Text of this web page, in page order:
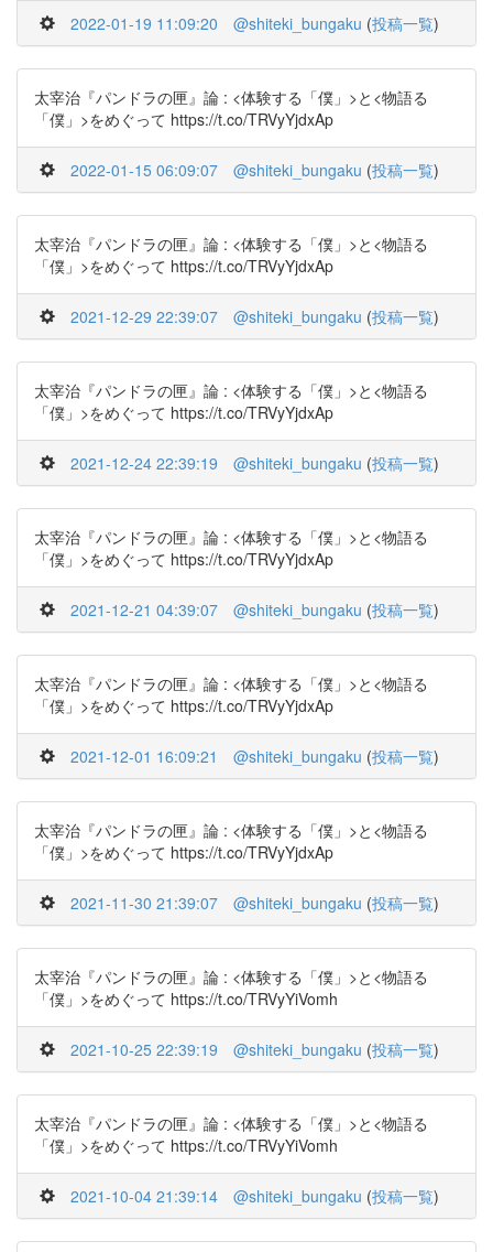
2022-01-19 11:09:20 @shiteki_bungaku (投稿一覧)
太宰治『パンドラの匣』論 : <体験する「僕」>と<物語る
「僕」>をめぐって https://t.co/TRVyYjdxAp
2022-01-15 06:09:07 @shiteki_bungaku (投稿一覧)
太宰治『パンドラの匣』論 : <体験する「僕」>と<物語る
「僕」>をめぐって https://t.co/TRVyYjdxAp
2021-12-29 22:39:07 @shiteki_bungaku (投稿一覧)
太宰治『パンドラの匣』論 : <体験する「僕」>と<物語る
「僕」>をめぐって https://t.co/TRVyYjdxAp
2021-12-24 22:39:19 @shiteki_bungaku (投稿一覧)
太宰治『パンドラの匣』論 : <体験する「僕」>と<物語る
「僕」>をめぐって https://t.co/TRVyYjdxAp
2021-12-21 04:39:07 @shiteki_bungaku (投稿一覧)
太宰治『パンドラの匣』論 : <体験する「僕」>と<物語る
「僕」>をめぐって https://t.co/TRVyYjdxAp
2021-12-01 16:09:21 @shiteki_bungaku (投稿一覧)
太宰治『パンドラの匣』論 : <体験する「僕」>と<物語る
「僕」>をめぐって https://t.co/TRVyYjdxAp
2021-11-30 21:39:07 @shiteki_bungaku (投稿一覧)
太宰治『パンドラの匣』論 : <体験する「僕」>と<物語る
「僕」>をめぐって https://t.co/TRVyYiVomh
2021-10-25 22:39:19 @shiteki_bungaku (投稿一覧)
太宰治『パンドラの匣』論 : <体験する「僕」>と<物語る
「僕」>をめぐって https://t.co/TRVyYiVomh
2021-10-04 21:39:14 @shiteki_bungaku (投稿一覧)